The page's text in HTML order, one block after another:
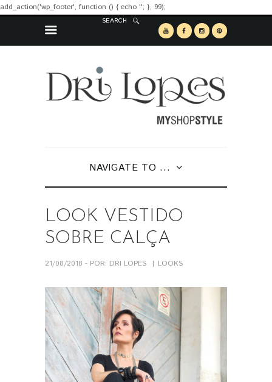
add_action('wp_footer', function () { echo ''; }, 99);
SEARCH
NAVIGATE TO ...
LOOK VESTIDO
SOBRE CALÇA
21/08/2018 - POR: DRI LOPES LOOKS